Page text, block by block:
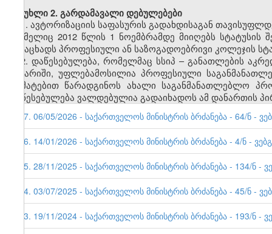
მუხლი2. გარდამავალი დებულებები
1. ავტორიზაციის საფასურის გადახდისაგან
რომელიც 2012 წლის 1 ნოემბრამდე მიიღებს
განაცხადს პროფესიული ან საზოგადოებრივი კოლეჯის
2. დაწესებულება, რომელმაც სსიპ –განათლების
ანგარიში, უფლებამოსილია პროფესიული
დამატებით წარადგინოს ახალი საგანმანათლებლო
დაწესებულება ვალდებულია გადაიხადოს ამ დანართის
57. 06/05/2026 - საქართველოს მინისტრის ბრძანება - 64/ნ -
56. 14/01/2026 - საქართველოს მინისტრის ბრძანება - 4/ნ -
55. 28/11/2025 - საქართველოს მინისტრის ბრძანება - 134/ნ -
54. 03/07/2025 - საქართველოს მინისტრის ბრძანება - 45/ნ -
53. 19/11/2024 - საქართველოს მინისტრის ბრძანება - 193/ნ -